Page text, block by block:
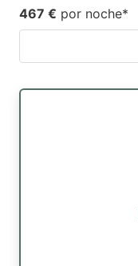
467 € por noche*